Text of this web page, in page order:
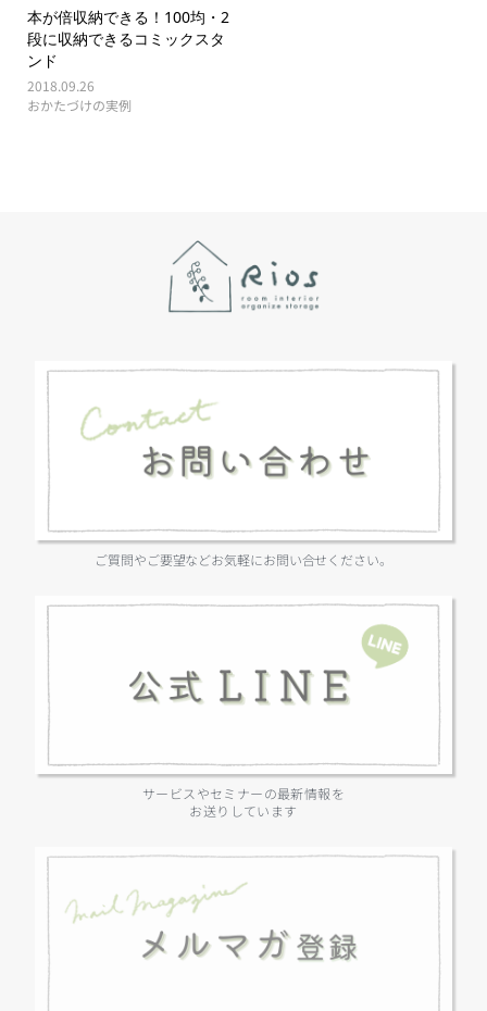
本が倍収納できる！100均・2
段に収納できるコミックスタ
ンド
2018.09.26
おかたづけの実例
ご質問やご要望などお気軽にお問い合せください。
サービスやセミナーの最新情報を
お送りしています